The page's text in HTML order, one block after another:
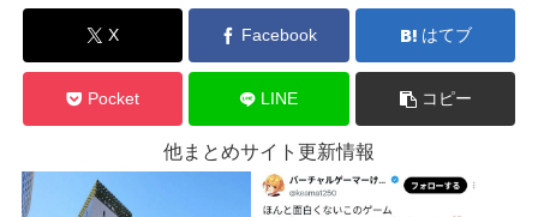
X Facebook はてブ
Pocket LINE コピー
他まとめサイト更新情報